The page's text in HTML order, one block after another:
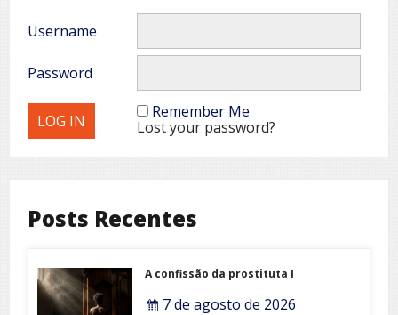
Username
Password
Remember Me
Lost your password?
Posts Recentes
A confissão da prostituta I
7 de agosto de 2026